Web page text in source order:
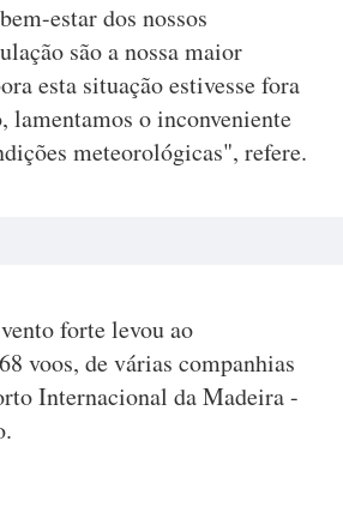
estar dos nossos
são a nossa maior
esta situação estivesse fora
lamentamos o inconveniente
meteorológicas", refere.
forte levou ao
voos, de várias companhias
Internacional da Madeira -